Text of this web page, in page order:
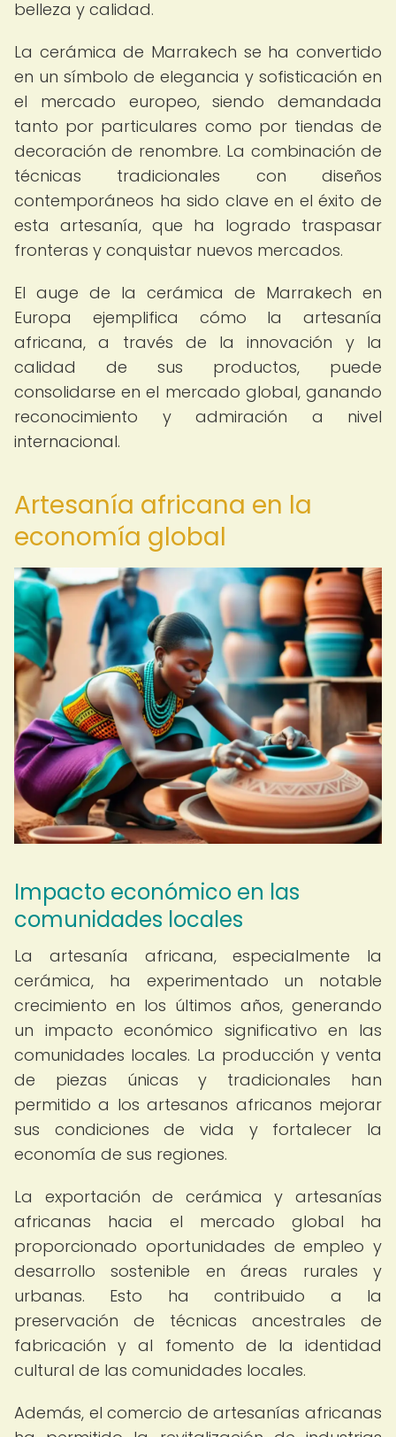
belleza y calidad.
La cerámica de Marrakech se ha convertido
en un símbolo de elegancia y sofisticación en
el mercado europeo, siendo demandada
tanto por particulares como por tiendas de
decoración de renombre. La combinación de
técnicas tradicionales con diseños
contemporáneos ha sido clave en el éxito de
esta artesanía, que ha logrado traspasar
fronteras y conquistar nuevos mercados.
El auge de la cerámica de Marrakech en
Europa ejemplifica cómo la artesanía
africana, a través de la innovación y la
calidad de sus productos, puede
consolidarse en el mercado global, ganando
reconocimiento y admiración a nivel
internacional.
Artesanía africana en la
economía global
Impacto económico en las
comunidades locales
La artesanía africana, especialmente la
cerámica, ha experimentado un notable
crecimiento en los últimos años, generando
un impacto económico significativo en las
comunidades locales. La producción y venta
de piezas únicas y tradicionales han
permitido a los artesanos africanos mejorar
sus condiciones de vida y fortalecer la
economía de sus regiones.
La exportación de cerámica y artesanías
africanas hacia el mercado global ha
proporcionado oportunidades de empleo y
desarrollo sostenible en áreas rurales y
urbanas. Esto ha contribuido a la
preservación de técnicas ancestrales de
fabricación y al fomento de la identidad
cultural de las comunidades locales.
Además, el comercio de artesanías africanas